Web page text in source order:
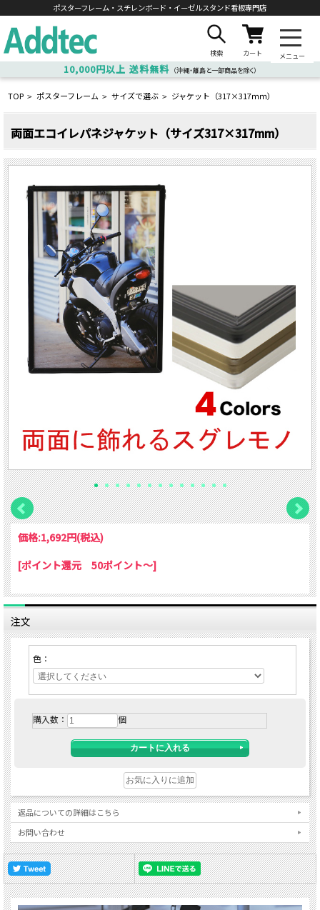
ポスターフレーム・スチレンボード・ イーゼルスタンド看板専門店
検索 カート メニュー
10,000円以上 送料無料 （沖縄・離島と一部商品を除く）
TOP > ポスターフレーム > サイズで選ぶ > ジャケット（317×317ｍｍ）
両面エコイレパネジャケット（サイズ317×317mm）
価格:1,692円(税込)
[ポイント還元 50ポイント～]
注文
色：
購入数： 個
返品についての詳細はこちら
お問い合わせ